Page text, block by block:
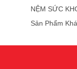
NỆM SỨC
Sản Phẩm